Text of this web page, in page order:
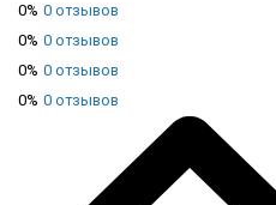
0% 0 отзывов
0% 0 отзывов
0% 0 отзывов
0% 0 отзывов